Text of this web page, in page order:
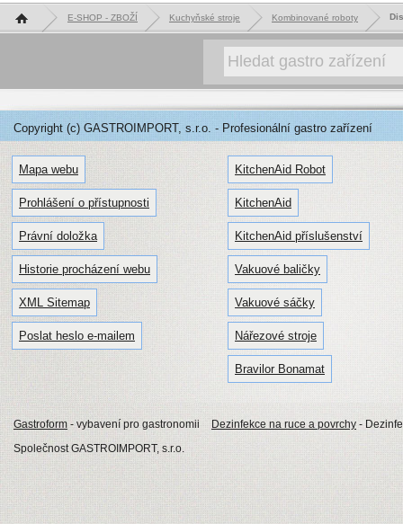
Hlavní stránka E-SHOP - ZBOŽÍ Kuchyňské stroje Kombinované roboty
Copyright (c) GASTROIMPORT, s.r.o. - Profesionální gastro zařízení
Mapa webu
Prohlášení o přístupnosti
Právní doložka
Historie procházení webu
XML Sitemap
Poslat heslo e-mailem
KitchenAid Robot
KitchenAid
KitchenAid příslušenství
Vakuové baličky
Vakuové sáčky
Nářezové stroje
Bravilor Bonamat
Gastroform - vybavení pro gastronomii Dezinfekce na ruce a povrchy -
Společnost GASTROIMPORT, s.r.o.